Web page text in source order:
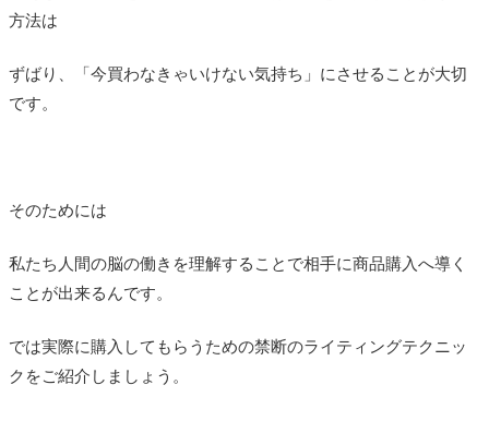
方法は
ずばり、「今買わなきゃいけない気持ち」にさせることが大切
です。
そのためには
私たち人間の脳の働きを理解することで相手に商品購入へ導く
ことが出来るんです。
では実際に購入してもらうための禁断のライティングテクニッ
クをご紹介しましょう。